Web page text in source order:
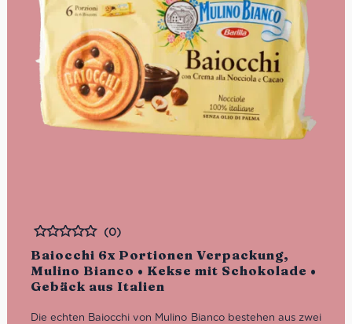
Baiocchi 6x Portionen Verpackung,
Mulino Bianco • Kekse mit Schokolade •
Gebäck aus Italien
Bewertet
(0)
Die echten Baiocchi von Mulino Bianco bestehen aus zwei